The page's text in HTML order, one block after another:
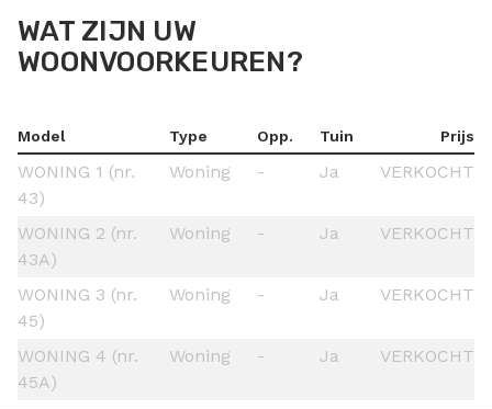
WAT ZIJN UW
WOONVOORKEUREN?
Model Type Opp. Tuin Prijs
WONING 1 (nr.
43)
Woning - Ja VERKOCHT
WONING 2 (nr.
43A)
Woning - Ja VERKOCHT
WONING 3 (nr.
45)
Woning - Ja VERKOCHT
WONING 4 (nr.
45A)
Woning - Ja VERKOCHT